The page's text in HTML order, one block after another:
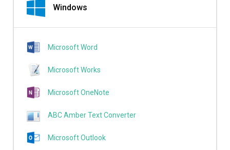
Windows
Microsoft Word
Microsoft Works
Microsoft OneNote
ABC Amber Text Converter
Microsoft Outlook